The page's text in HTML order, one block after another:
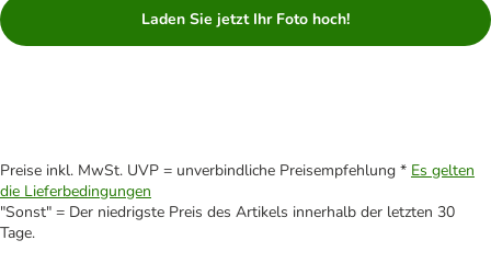
Laden Sie jetzt Ihr Foto hoch!
Preise inkl. MwSt. UVP = unverbindliche Preisempfehlung * Es gelten
die Lieferbedingungen
"Sonst" = Der niedrigste Preis des Artikels innerhalb der letzten 30
Tage.